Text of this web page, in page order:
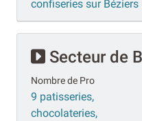
confiseries sur Béziers
Secteur de
Nombre de Pro
9 patisseries,
chocolateries,